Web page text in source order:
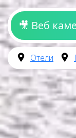
🎥 Веб
Отели